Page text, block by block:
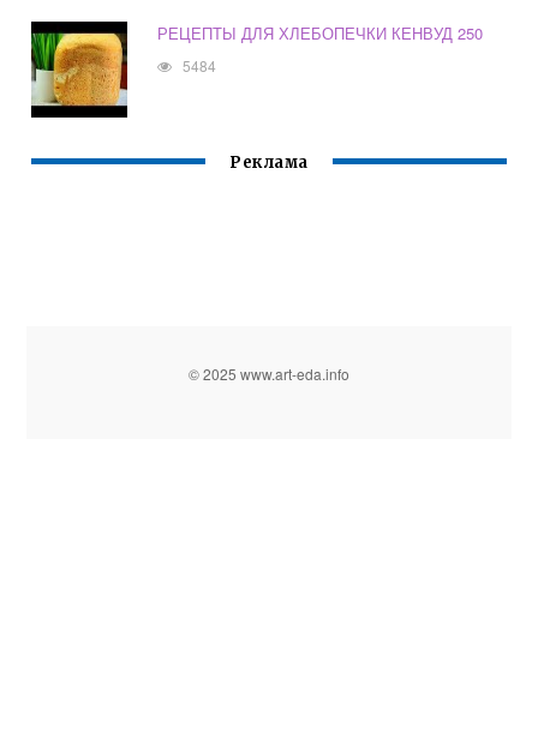
РЕЦЕПТЫ ДЛЯ ХЛЕБОПЕЧКИ КЕНВУД 250
5484
Реклама
© 2025 www.art-eda.info